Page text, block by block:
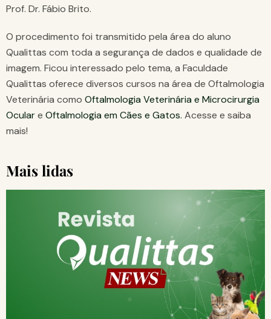
Prof. Dr. Fábio Brito.
O procedimento foi transmitido pela área do aluno
Qualittas com toda a segurança de dados e qualidade de
imagem. Ficou interessado pelo tema, a Faculdade
Qualittas oferece diversos cursos na área de Oftalmologia
Veterinária como Oftalmologia Veterinária e Microcirurgia
Oculare Oftalmologia em Cães e Gatos. Acesse e saiba
mais!
Mais lidas